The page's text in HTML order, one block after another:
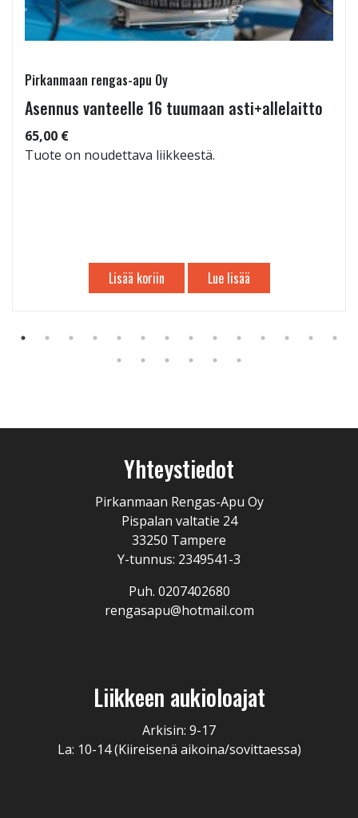
Pirkanmaan rengas-apu Oy
Asennus vanteelle 16 tuumaan asti+allelaitto
65,00 €
Tuote on noudettava liikkeestä.
Lisää koriin Lue lisää
Yhteystiedot
Pirkanmaan Rengas-Apu Oy
Pispalan valtatie 24
33250 Tampere
Y-tunnus: 2349541-3
Puh. 0207402680
rengasapu@hotmail.com
Liikkeen aukioloajat
Arkisin: 9-17
La: 10-14 (Kiireisenä aikoina/sovittaessa)